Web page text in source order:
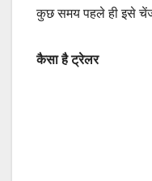
कुछ समय पहले ही इसे चेंज
कैसा है ट्रेलर